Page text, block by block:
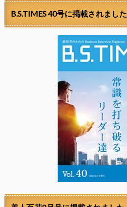
B.S.TIMES 40号に掲載されました